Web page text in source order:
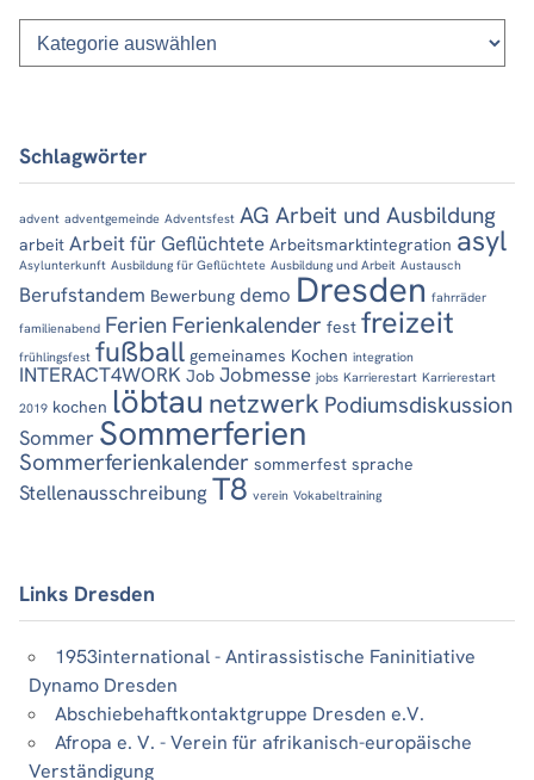
Kategorien
Schlagwörter
advent adventgemeinde Adventsfest AG Arbeit und Ausbildung
arbeit Arbeit für Geflüchtete Arbeitsmarktintegration asyl
Asylunterkunft Ausbildung für Geflüchtete Ausbildung und Arbeit Austausch
Berufstandem Bewerbung demo Dresden fahrräder
familienabend Ferien Ferienkalender fest freizeit
frühlingsfest fußball gemeinames Kochen integration
INTERACT4WORK Job Jobmesse jobs Karrierestart Karrierestart
2019 kochen löbtau netzwerk Podiumsdiskussion
Sommer Sommerferien
Sommerferienkalender sommerfest sprache
Stellenausschreibung T8 verein Vokabeltraining
Links Dresden
1953international - Antirassistische Faninitiative
Dynamo Dresden
Abschiebehaftkontaktgruppe Dresden e.V.
Afropa e. V. - Verein für afrikanisch-europäische
Verständigung